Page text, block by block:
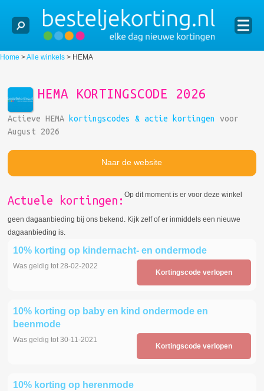
Home >Alle winkels > HEMA
HEMA KORTINGSCODE 2026
Actieve HEMA kortingscodes & actie kortingen
voor
August 2026
Naar de website
Actuele kortingen: Op dit moment is er voor deze winkel
geen dagaanbieding bij ons bekend. Kijk zelf of er inmiddels een nieuwe
dagaanbieding is.
10% korting op kindernacht- en ondermode
Kortingscode verlopen
Was geldig tot 28-02-2022
10% korting op baby en kind ondermode en
beenmode
Kortingscode verlopen
Was geldig tot 30-11-2021
10% korting op herenmode